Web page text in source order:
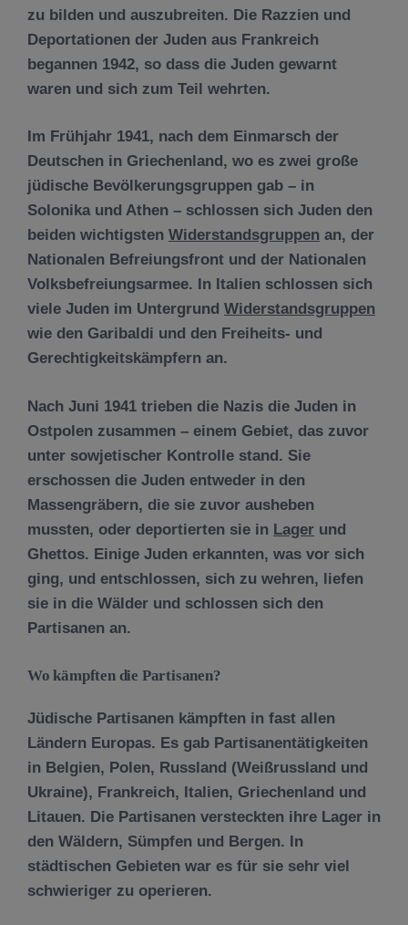
zu bilden und auszubreiten. Die Razzien und
Deportationen der Juden aus Frankreich
begannen 1942, so dass die Juden gewarnt
waren und sich zum Teil wehrten.
Im Frühjahr 1941, nach dem Einmarsch der
Deutschen in Griechenland, wo es zwei große
jüdische Bevölkerungsgruppen gab – in
Solonika und Athen – schlossen sich Juden den
beiden wichtigsten Widerstandsgruppen an, der
Nationalen Befreiungsfront und der Nationalen
Volksbefreiungsarmee. In Italien schlossen sich
viele Juden im Untergrund Widerstandsgruppen
wie den Garibaldi und den Freiheits- und
Gerechtigkeitskämpfern an.
Nach Juni 1941 trieben die Nazis die Juden in
Ostpolen zusammen – einem Gebiet, das zuvor
unter sowjetischer Kontrolle stand. Sie
erschossen die Juden entweder in den
Massengräbern, die sie zuvor ausheben
mussten, oder deportierten sie in Lager und
Ghettos. Einige Juden erkannten, was vor sich
ging, und entschlossen, sich zu wehren, liefen
sie in die Wälder und schlossen sich den
Partisanen an.
Wo kämpften die Partisanen?
Jüdische Partisanen kämpften in fast allen
Ländern Europas. Es gab Partisanentätigkeiten
in Belgien, Polen, Russland (Weißrussland und
Ukraine), Frankreich, Italien, Griechenland und
Litauen. Die Partisanen versteckten ihre Lager in
den Wäldern, Sümpfen und Bergen. In
städtischen Gebieten war es für sie sehr viel
schwieriger zu operieren.